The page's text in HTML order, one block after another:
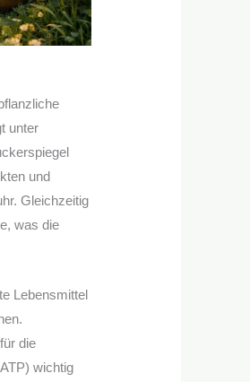
unter
und
Gleichzeitig
was die
Lebensmittel
die
wichtig